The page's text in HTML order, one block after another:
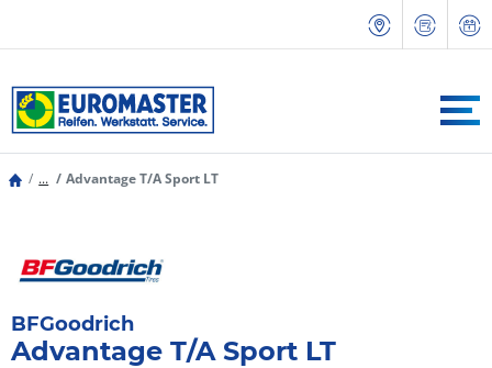
... Advantage T/A Sport LT
BFGoodrich
Advantage T/A Sport LT